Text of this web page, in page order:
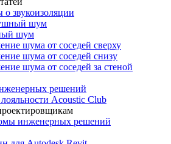
звукоизоляции
шум
шум
шума от соседей сверху
шума от соседей снизу
шума от соседей за стеной
решений
Acoustic Club
инженерных решений